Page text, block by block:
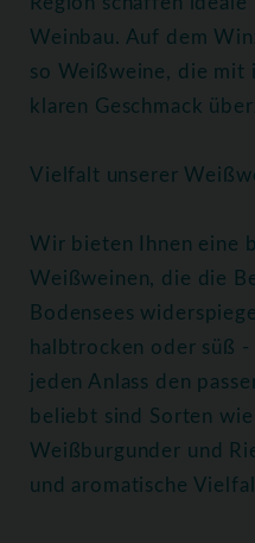
Weinbau. Auf dem
so Weißweine, die mit
klaren Geschmack
Vielfalt unserer
Wir bieten Ihnen eine
Weißweinen, die die
Bodensees
halbtrocken oder süß
jeden Anlass den
beliebt sind Sorten
Weißburgunder und
und aromatische